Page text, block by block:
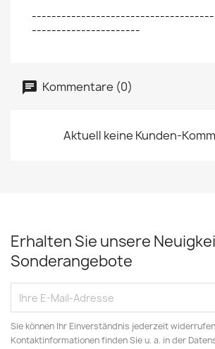
----------------------
Kommentare (0)
Aktuell keine Kunden-
Erhalten Sie unsere
Sonderangebote
Sie können Ihr Einverständnis jederzeit
Kontaktinformationen finden Sie u. a. in der